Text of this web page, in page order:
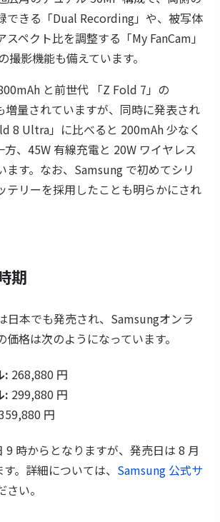
できる「Dual Recording」や、被写体
ペクト比を調整する「My FanCam」
撮影機能も備えています。
と前世代 「Z Fold 7」の
増量されていますが、同時に発表され
8 Ultra」に比べると 200mAh 少なく
方、45W 有線充電と 20W ワイヤレス
ます。なお、Samsung で初めてシリ
テリーを採用したことも明らかにされ
期
日本でも発売され、Samsungオンラ
格は次のようになっています。
: 268,880 円
: 299,880 円
円
9 時からとなりますが、発売日は 8 月
。詳細については、 Samsung 公式サ
い。